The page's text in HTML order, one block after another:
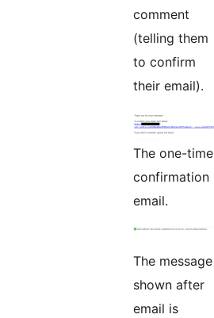
comment
(telling them
to confirm
their email).
The one-time
confirmation
email.
The message
shown after
email is